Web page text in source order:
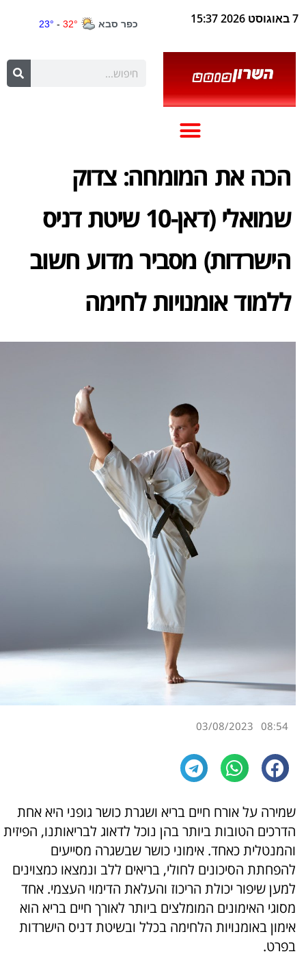
7 באוגוסט 2026 15:37
הכה את המומחה: צדוק
שמואלי (דאן-10 שיטת דניס
הישרדות) מסביר מדוע חשוב
ללמוד אומנויות לחימה
08:54
03/08/2023
שמירה על אורח חיים בריא ושגרת כושר גופני היא אחת
הדרכים הטובות ביותר בהן נוכל לדאוג לבריאותנו, הפיזית
והמנטלית כאחד. אימוני כושר שבשגרה מסייעים
להפחתת הסיכונים לחולי, בריאים ללב ונמצאו כמצוינים
למען שיפור יכולת הריכוז והעלאת הדימוי העצמי. אחד
מסוגי האימונים המומלצים ביותר לאורך חיים בריא הוא
אימון באומנויות הלחימה בכלל ובשיטת דניס הישרדות
בפרט.